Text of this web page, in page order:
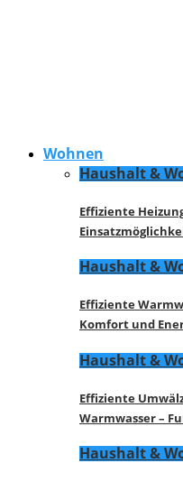
Wohnen
Haushalt &
Effiziente
Haushalt &
Effiziente
Komfort und
Haushalt &
Effiziente
Warmwasser –
Haushalt &